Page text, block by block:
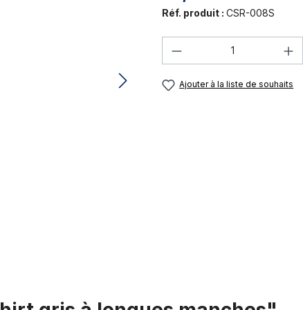
Réf. produit : CSR-008S
Quantité de
Ajouter à la liste de souhaits